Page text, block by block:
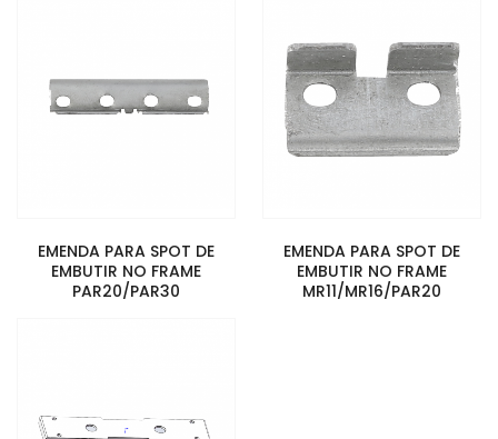
EMENDA PARA SPOT DE
EMBUTIR NO FRAME
PAR20/PAR30
EMENDA PARA SPOT DE
EMBUTIR NO FRAME
MR11/MR16/PAR20